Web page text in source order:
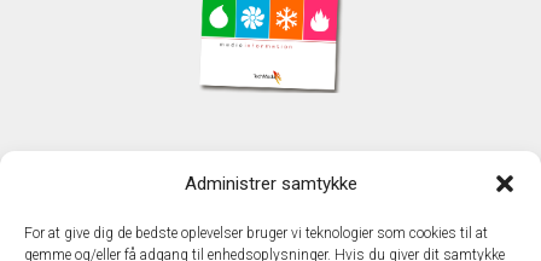
Administrer samtykke
For at give dig de bedste oplevelser bruger vi teknologier som cookies til at
gemme og/eller få adgang til enhedsoplysninger. Hvis du giver dit samtykke
TechMedia A/S
DK - 2600 Glostrup